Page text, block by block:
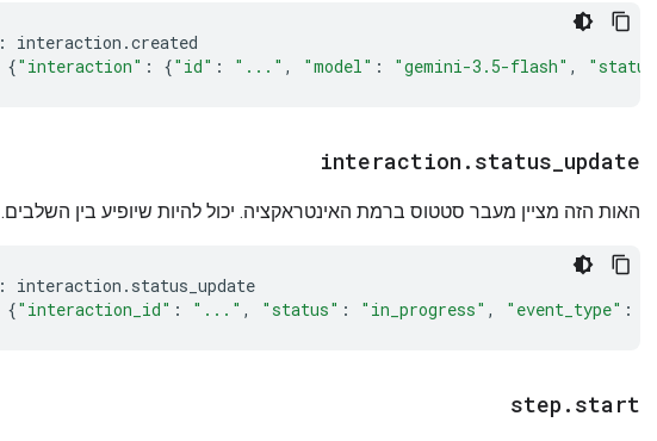
: interaction .created
{"interaction" : {"id" : "..." , "model" : "gemini-3.5-flash" , "status"
interaction . status update
האות הזה מציין מעבר סטטוס ברמת האינטראקציה. יכול להיות שיופיע בין השלבים.
: interaction . status_update
{"interaction_id" : "..." , "status" : "in_progress" , "event_type" :
step . start